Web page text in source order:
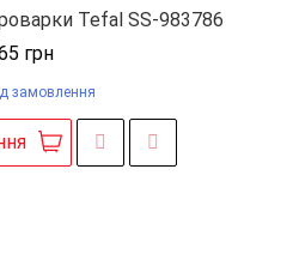
Tefal SS-983786
грн
замовлення